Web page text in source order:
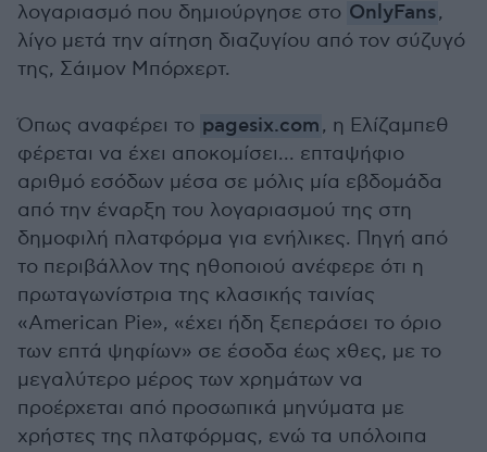
λογαριασμό που δημιούργησε στο OnlyFans,
λίγο μετά την αίτηση διαζυγίου από τον σύζυγό
της, Σάιμον Μπόρχερτ.
Όπως αναφέρει το pagesix.com, η Ελίζαμπεθ
φέρεται να έχει αποκομίσει... επταψήφιο
αριθμό εσόδων μέσα σε μόλις μία εβδομάδα
από την έναρξη του λογαριασμού της στη
δημοφιλή πλατφόρμα για ενήλικες. Πηγή από
το περιβάλλον της ηθοποιού ανέφερε ότι η
πρωταγωνίστρια της κλασικής ταινίας
«American Pie», «έχει ήδη ξεπεράσει το όριο
των επτά ψηφίων» σε έσοδα έως χθες, με το
μεγαλύτερο μέρος των χρημάτων να
προέρχεται από προσωπικά μηνύματα με
χρήστες της πλατφόρμας, ενώ τα υπόλοιπα